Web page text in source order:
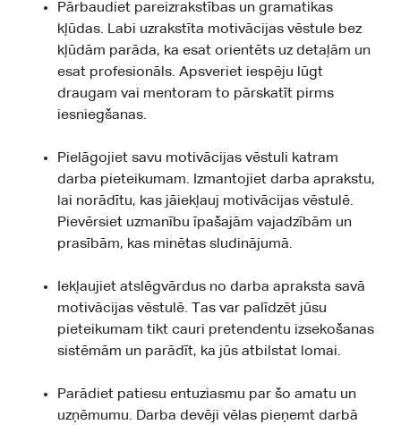
Pārbaudiet pareizrakstības un gramatikas
kļūdas. Labi uzrakstīta motivācijas vēstule bez
kļūdām parāda, ka esat orientēts uz detaļām un
esat profesionāls. Apsveriet iespēju lūgt
draugam vai mentoram to pārskatīt pirms
iesniegšanas.
Pielāgojiet savu motivācijas vēstuli katram
darba pieteikumam. Izmantojiet darba aprakstu,
lai norādītu, kas jāiekļauj motivācijas vēstulē.
Pievērsiet uzmanību īpašajām vajadzībām un
prasībām, kas minētas sludinājumā.
Iekļaujiet atslēgvārdus no darba apraksta savā
motivācijas vēstulē. Tas var palīdzēt jūsu
pieteikumam tikt cauri pretendentu izsekošanas
sistēmām un parādīt, ka jūs atbilstat lomai.
Parādiet patiesu entuziasmu par šo amatu un
uzņēmumu. Darba devēji vēlas pieņemt darbā